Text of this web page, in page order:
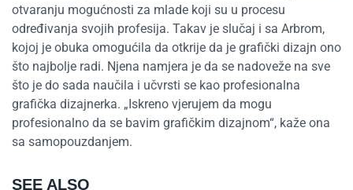
otvaranju mogućnosti za mlade koji su u procesu
određivanja svojih profesija. Takav je slučaj i sa Arbrom,
kojoj je obuka omogućila da otkrije da je grafički dizajn ono
što najbolje radi. Njena namjera je da se nadoveže na sve
što je do sada naučila i učvrsti se kao profesionalna
grafička dizajnerka. „Iskreno vjerujem da mogu
profesionalno da se bavim grafičkim dizajnom“, kaže ona
sa samopouzdanjem.
SEE ALSO